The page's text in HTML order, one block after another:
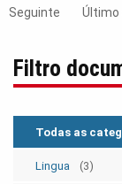
Seguinte
Último
Filtro
Todas as
Lingua (3)